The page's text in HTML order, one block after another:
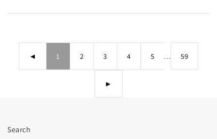
◄ 1 2 3 4 5 ... 59
►
Search